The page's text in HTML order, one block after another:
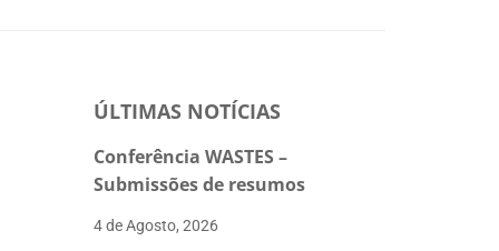
ÚLTIMAS NOTÍCIAS
Conferência WASTES –
Submissões de resumos
4 de Agosto, 2026